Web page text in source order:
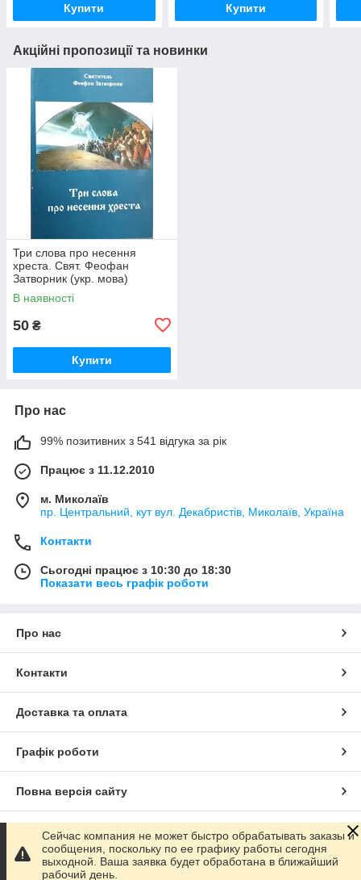
Купити Купити
Акційні пропозиції та новинки
Три слова про несення
хреста. Свят. Феофан
Затворник (укр. мова)
В наявності
50 ₴
Купити
Про нас
99% позитивних з 541 відгука за рік
Працює з 11.12.2010
м. Миколаїв
пр. Центральний, кут вул. Декабристів, Миколаїв, Україна
Контакти
Сьогодні працює з 10:30 до 18:30
Показати весь графік роботи
Про нас
Контакти
Доставка та оплата
Графік роботи
Повна версія сайту
Сайт створено на маркетплейсі Prom.ua
Політика конфіденційності
Сейчас компания не может быстро обрабатывать заказы и
сообщения, поскольку по ее графику работы сегодня
выходной. Ваша заявка будет обработана в ближайший
рабочий день.